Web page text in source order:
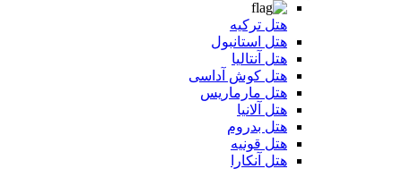
هتل ترکیه
هتل استانبول
هتل آنتالیا
هتل کوش آداسی
هتل مارماریس
هتل آلانیا
هتل بدروم
هتل قونیه
هتل آنکارا